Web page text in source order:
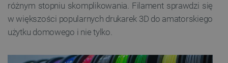
różnym stopniu skomplikowania. Filament sprawdzi się
w większości popularnych drukarek 3D do amatorskiego
użytku domowego i nie tylko.